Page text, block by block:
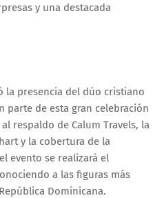
y una destacada
la presencia del dúo cristiano
parte de esta gran celebración
respaldo de Calum Travels, la
y la cobertura de la
evento se realizará el
a las figuras más
Dominicana.